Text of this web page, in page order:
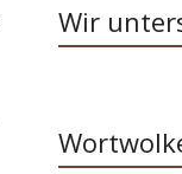
Wir